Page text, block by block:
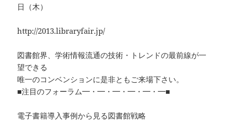
日（木）
http://2013.libraryfair.jp/
図書館界、学術情報流通の技術・トレンドの最前線が一
望できる
唯一のコンベンションに是非ともご来場下さい。
■注目のフォーラム━・━・━・━・━・━■
電子書籍導入事例から見る図書館戦略